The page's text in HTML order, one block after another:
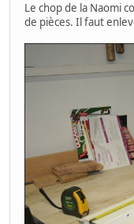
Le chop de la Naomi
de pièces. Il faut